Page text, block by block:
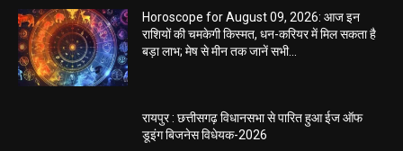
Horoscope for August 09, 2026: आज इन
राशियों की चमकेगी किस्मत, धन-करियर में मिल सकता है
बड़ा लाभ; मेष से मीन तक जानें सभी...
रायपुर : छत्तीसगढ़ विधानसभा से पारित हुआ ईज ऑफ
डूइंग बिजनेस विधेयक-2026